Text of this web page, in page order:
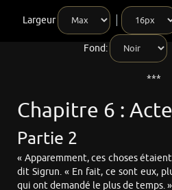
Largeur
Fond:
***
Chapitre 6 :
Partie 2
« Apparemment, ces choses
dit Sigrun. « En fait, ce sont eux,
qui ont demandé le plus de temps. »